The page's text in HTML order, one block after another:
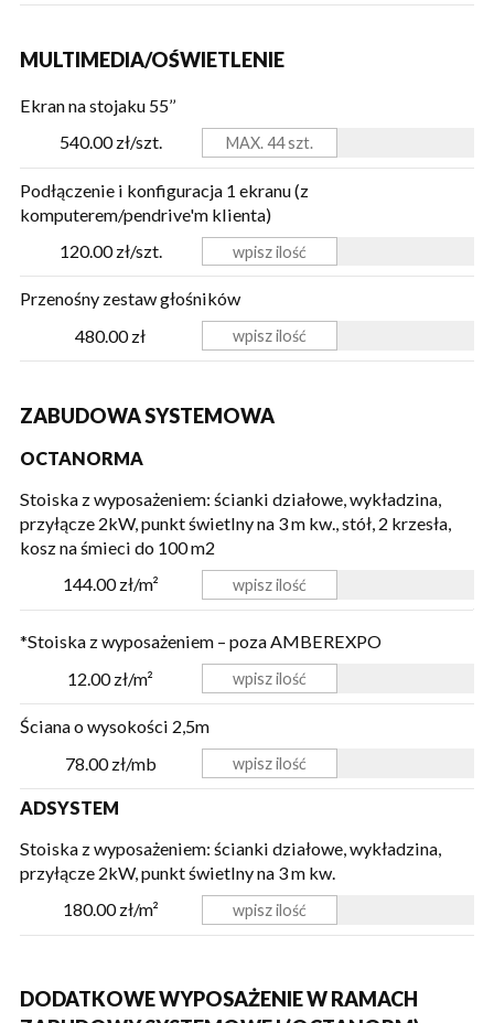
MULTIMEDIA/OŚWIETLENIE
Ekran na stojaku 55’’
540.00 zł/szt.
Podłączenie i konfiguracja 1 ekranu (z
komputerem/pendrive'm klienta)
120.00 zł/szt.
Przenośny zestaw głośników
480.00 zł
ZABUDOWA SYSTEMOWA
OCTANORMA
Stoiska z wyposażeniem: ścianki działowe, wykładzina,
przyłącze 2kW, punkt świetlny na 3 m kw., stół, 2 krzesła,
kosz na śmieci do 100 m2
144.00 zł/m²
*Stoiska z wyposażeniem – poza AMBEREXPO
12.00 zł/m²
Ściana o wysokości 2,5m
78.00 zł/mb
ADSYSTEM
Stoiska z wyposażeniem: ścianki działowe, wykładzina,
przyłącze 2kW, punkt świetlny na 3 m kw.
180.00 zł/m²
DODATKOWE WYPOSAŻENIE W RAMACH